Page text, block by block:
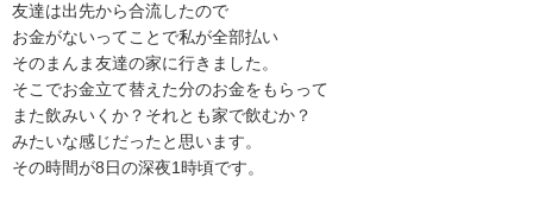
友達は出先から合流したので
お金がないってことで私が全部払い
そのまんま友達の家に行きました。
そこでお金立て替えた分のお金をもらって
また飲みいくか？それとも家で飲むか？
みたいな感じだったと思います。
その時間が8日の深夜1時頃です。